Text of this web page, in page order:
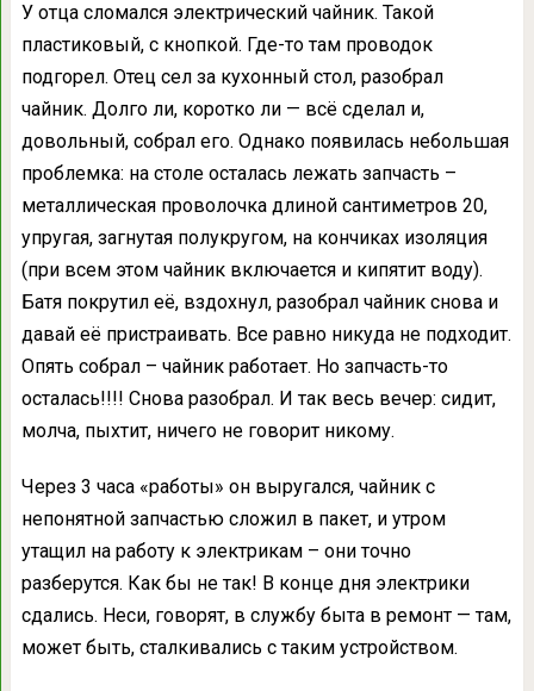
У отца сломался электрический чайник. Такой
пластиковый, с кнопкой. Где-то там проводок
подгорел. Отец сел за кухонный стол, разобрал
чайник. Долго ли, коротко ли — всё сделал и,
довольный, собрал его. Однако появилась небольшая
проблемка: на столе осталась лежать запчасть –
металлическая проволочка длиной сантиметров 20,
упругая, загнутая полукругом, на кончиках изоляция
(при всем этом чайник включается и кипятит воду).
Батя покрутил её, вздохнул, разобрал чайник снова и
давай её пристраивать. Все равно никуда не подходит.
Опять собрал – чайник работает. Но запчасть-то
осталась!!!! Снова разобрал. И так весь вечер: сидит,
молча, пыхтит, ничего не говорит никому.
Через 3 часа «работы» он выругался, чайник с
непонятной запчастью сложил в пакет, и утром
утащил на работу к электрикам – они точно
разберутся. Как бы не так! В конце дня электрики
сдались. Неси, говорят, в службу быта в ремонт — там,
может быть, сталкивались с таким устройством.